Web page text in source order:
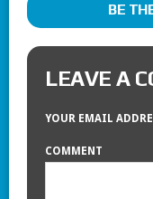
BE
LEAVE A
YOUR EMAIL
COMMENT